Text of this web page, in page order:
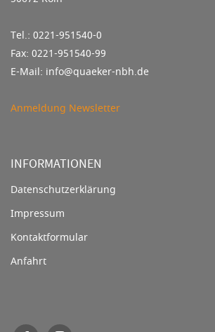
Tel.: 0221-951540-0
Fax: 0221-951540-99
E-Mail: info@quaeker-nbh.de
Anmeldung Newsletter
INFORMATIONEN
Datenschutzerklärung
Impressum
Kontaktformular
Anfahrt